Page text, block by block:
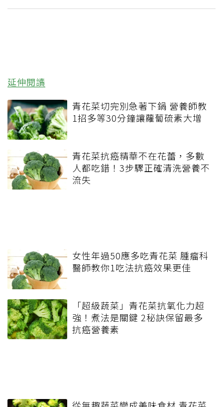
延伸閱讀
青花菜切完別急著下鍋 營養師教
1招多等30分鐘讓蘿蔔硫素大增
青花菜抗癌精華不在花蕾，多數
人都吃錯！3步驟正確清洗營養不
流失
女性年過50應多吃青花菜 腫瘤科
醫師教你1吃法抗癌效果更佳
「超級蔬菜」青花菜抗氧化力超
強！煮法是關鍵 2秘訣保留最多
抗癌營養素